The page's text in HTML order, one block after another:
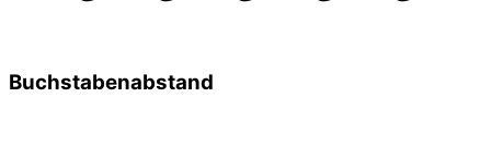
Buchstabenabstand